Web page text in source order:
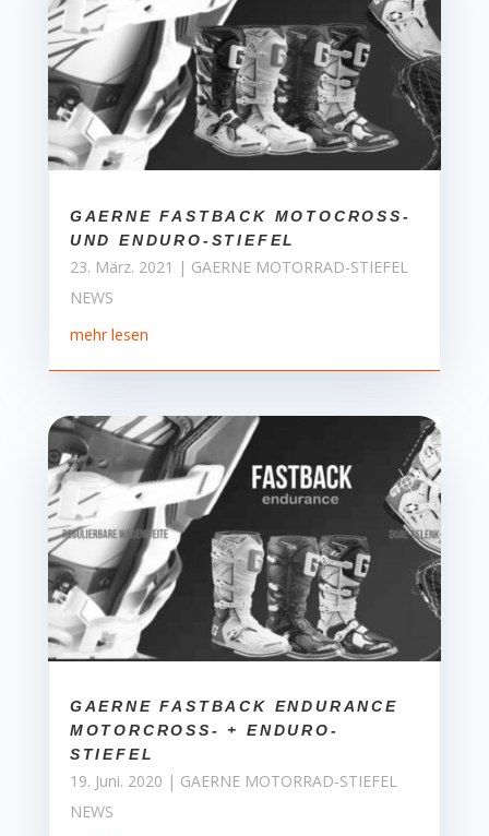
GAERNE FASTBACK MOTOCROSS-
UND ENDURO-STIEFEL
23. März. 2021 | GAERNE MOTORRAD-STIEFEL
NEWS
mehr lesen
GAERNE FASTBACK ENDURANCE
MOTORCROSS- + ENDURO-
STIEFEL
19. Juni. 2020 | GAERNE MOTORRAD-STIEFEL
NEWS